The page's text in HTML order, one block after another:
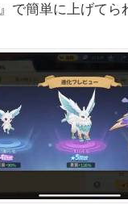
で簡単に上げてら